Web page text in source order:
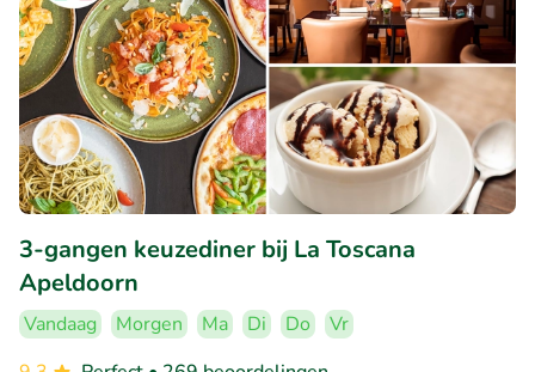
3-gangen keuzediner bij La Toscana
Apeldoorn
Vandaag Morgen Ma Di Do
Vr